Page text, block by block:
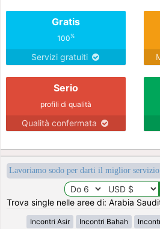
Gratis
100%
Servizi gratuiti
Serio
profili di qualità
Qualità confermata
Lavoriamo sodo per darti il miglior
Trova single nelle aree di: Arabia
Incontri Asir Incontri Bahah